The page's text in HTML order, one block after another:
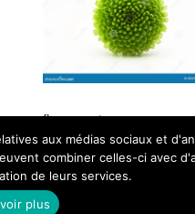
fleurs verte
aux médias sociaux et
combiner celles-ci avec
de leurs services.
plus